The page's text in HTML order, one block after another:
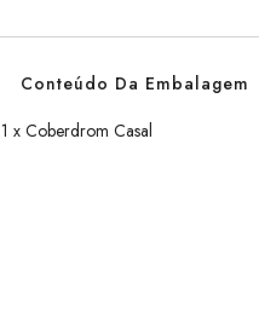
Conteúdo Da Embalagem
1 x Coberdrom Casal